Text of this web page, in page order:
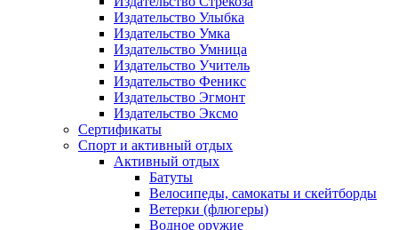
Издательство Улыбка
Издательство Умка
Издательство Умница
Издательство Учитель
Издательство Феникс
Издательство Эгмонт
Издательство Эксмо
Сертификаты
Спорт и активный отдых
Активный отдых
Батуты
Велосипеды, самокаты и скейтборды
Ветерки (флюгеры)
Водное оружие